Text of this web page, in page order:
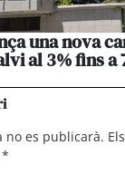
una nova
al 3% fins a
no es publicarà.
*